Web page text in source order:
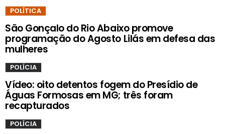
POLÍTICA
São Gonçalo do Rio Abaixo promove
programação do Agosto Lilás em defesa das
mulheres
POLÍCIA
Vídeo: oito detentos fogem do Presídio de
Águas Formosas em MG; três foram
recapturados
POLÍCIA